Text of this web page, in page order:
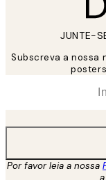
JUNTE-
Subscreva a nossa
Por favor leia a nossa